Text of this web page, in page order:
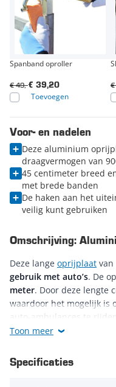
Spanband oproller
€ 39,20
€ 49,-
Toevoegen
Voor- en nadelen
Deze aluminium
draagvermogen van
45 centimeter breed
met brede banden
De haken aan het
veilig kunt gebruiken
Omschrijving:
Deze lange oprijplaat
gebruik met auto’s. De
meter. Door deze lengte
waardoor het mogelijk is
auto-ambulances te
lager draagvermogen,
Het draagvermogen van
Toon meer
Specificaties